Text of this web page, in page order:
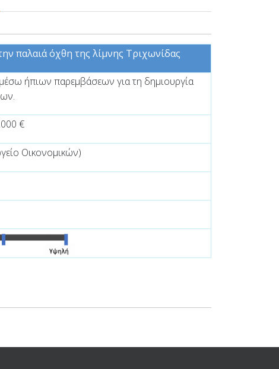
παλαιά όχθη της λίμνης Τριχωνίδας
ήπιων παρεμβάσεων για τη δημιουργία
€
Οικονομικών)